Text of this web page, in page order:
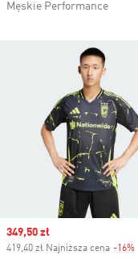
Męskie Performance
Sale price
349,50 zł
419,40 zł Najniższa cena -16%